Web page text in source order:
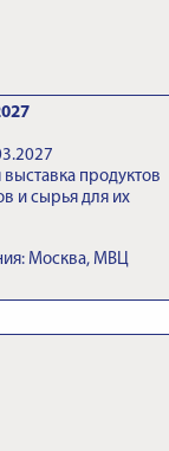
продуктов
и сырья для их
Москва, МВЦ